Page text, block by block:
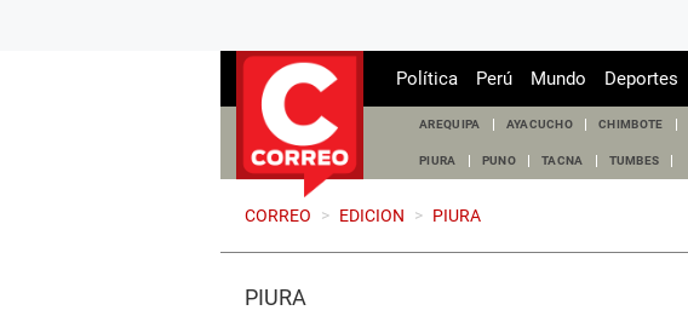
Política Perú Mundo Deportes
AREQUIPA AYACUCHO CHIMBOTE
PIURA PUNO TACNA TUMBES
CORREO > EDICION > PIURA
PIURA